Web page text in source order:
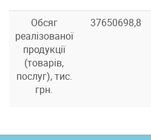
Обсяг
реалізованої
продукції
(товарів,
послуг), тис.
грн.
37650698,8